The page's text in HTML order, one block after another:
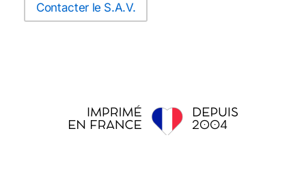
Contacter le S.A.V.